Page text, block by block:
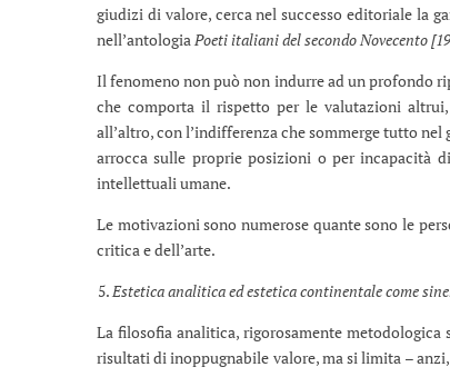
giudizi di valore, cerca nel successo editoriale la
nell’antologiaPoeti italiani del secondo Novecento
Il fenomeno non può non indurre ad un profondo
che comporta il rispetto per le valutazioni
all’altro, con l’indifferenza che sommerge tutto
arrocca sulle proprie posizioni o per incapacità
intellettuali umane.
Le motivazioni sono numerose quante sono le
critica e dell’arte.
Estetica analitica ed estetica continentale come
La filosofia analitica, rigorosamente
risultati di inoppugnabile valore, ma si limita –